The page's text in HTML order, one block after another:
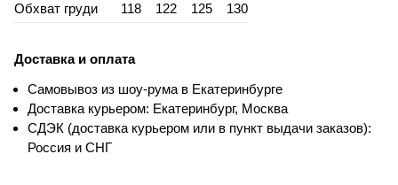
Обхват груди
118 122 125 130
Доставка и оплата
Самовывоз из шоу-рума в Екатеринбурге
Доставка курьером: Екатеринбург, Москва
СДЭК (доставка курьером или в пункт выдачи заказов):
Россия и СНГ